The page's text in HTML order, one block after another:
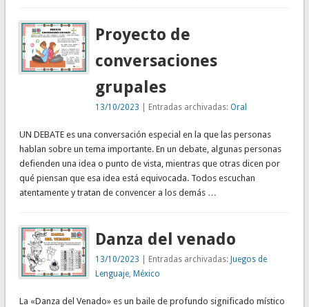
Proyecto de
conversaciones
grupales
13/10/2023 | Entradas archivadas:Oral
UN DEBATE es una conversación especial en la que las personas
hablan sobre un tema importante. En un debate, algunas personas
defienden una idea o punto de vista, mientras que otras dicen por
qué piensan que esa idea está equivocada. Todos escuchan
atentamente y tratan de convencer a los demás …
Danza del venado
13/10/2023 | Entradas archivadas:Juegos de
Lenguaje ,México
La «Danza del Venado» es un baile de profundo significado místico